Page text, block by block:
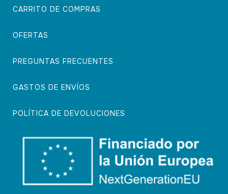
CARRITO DE COMPRAS
OFERTAS
PREGUNTAS FRECUENTES
GASTOS DE ENVÍOS
POLÍTICA DE DEVOLUCIONES